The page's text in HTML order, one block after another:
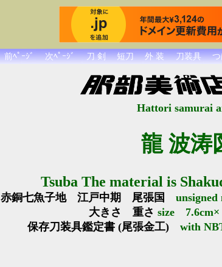
前ﾍﾟｰｼﾞ 次ﾍﾟｰｼﾞ 刀 剣 短刀 外 装 刀装具
Hattori samurai
龍 波
Tsuba The material is
赤銅七魚子地 江戸中期 尾張国
大きさ 重さ size 7.6cm×
保存刀装具鑑定書 (尾張金工) with